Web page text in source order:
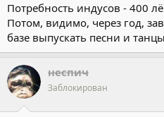
Потребность индусов - 400
Потом, видимо, через год,
базе выпускать песни и
неспич
Заблокирован